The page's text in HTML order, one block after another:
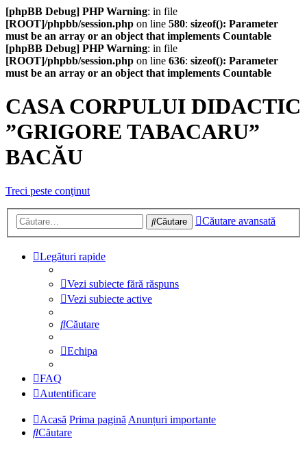
[phpBB Debug] PHP Warning: in file
[ROOT]/phpbb/session.php on line 580: sizeof(): Parameter
must be an array or an object that implements Countable
[phpBB Debug] PHP Warning: in file
[ROOT]/phpbb/session.php on line 636: sizeof(): Parameter
must be an array or an object that implements Countable
CASA CORPULUI DIDACTIC
”GRIGORE TABACARU”
BACĂU
Treci peste conţinut
Căutare Căutare avansată
Legături rapide
Vezi subiecte fără răspuns
Vezi subiecte active
Căutare
Echipa
FAQ
Autentificare
Acasă Prima paginăAnunțuri importante
Căutare